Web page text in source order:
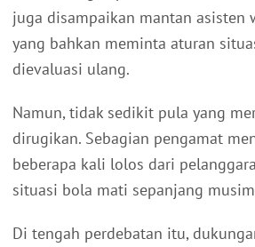
juga disampaikan mantan asisten
yang bahkan meminta aturan
dievaluasi ulang.
Namun, tidak sedikit pula yang
dirugikan. Sebagian pengamat
beberapa kali lolos dari
situasi bola mati sepanjang
Di tengah perdebatan itu,